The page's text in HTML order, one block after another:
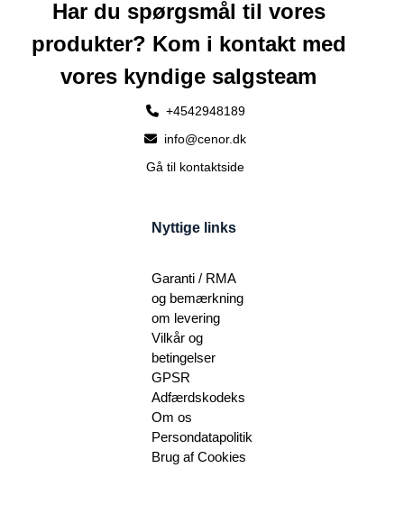
Har du spørgsmål til vores
produkter? Kom i kontakt med
vores kyndige salgsteam
+4542948189
info@cenor.dk
Gå til kontaktside
Nyttige links
Garanti / RMA
og bemærkning
om levering
Vilkår og
betingelser
GPSR
Adfærdskodeks
Om os
Persondatapolitik
Brug af Cookies